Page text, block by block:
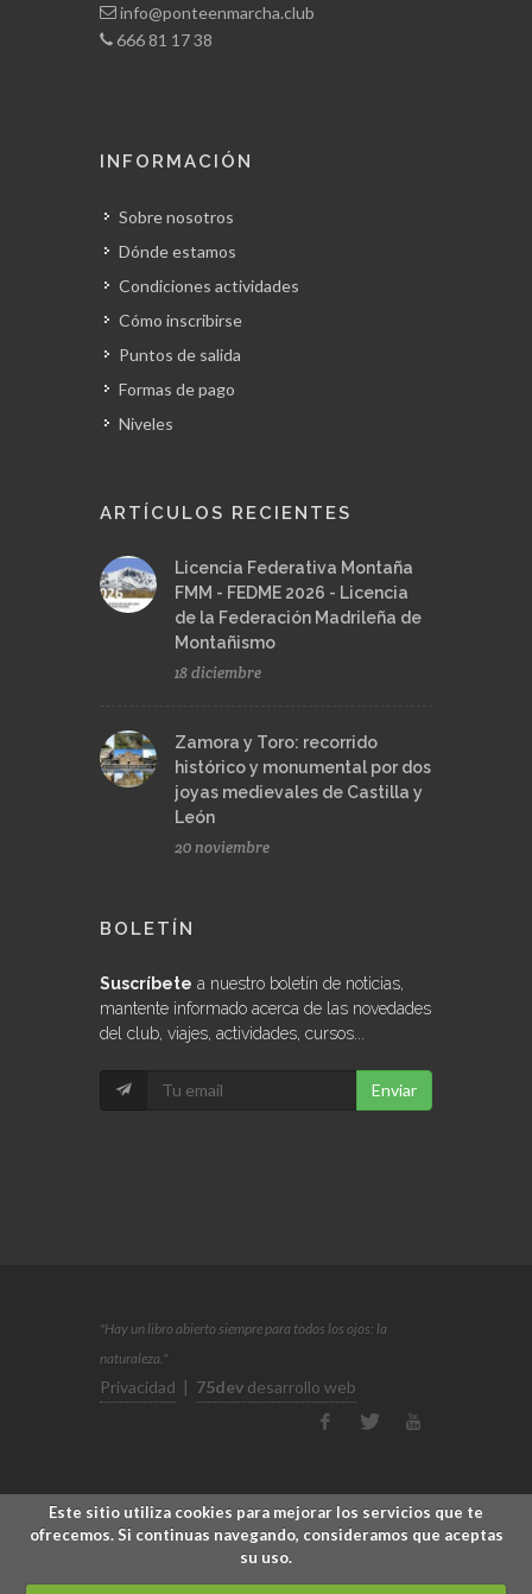
info@ponteenmarcha.club
666 81 17 38
INFORMACIÓN
Sobre nosotros
Dónde estamos
Condiciones actividades
Cómo inscribirse
Puntos de salida
Formas de pago
Niveles
ARTÍCULOS RECIENTES
Licencia Federativa Montaña
FMM - FEDME 2026 - Licencia
de la Federación Madrileña de
Montañismo
18 diciembre
Zamora y Toro: recorrido
histórico y monumental por dos
joyas medievales de Castilla y
León
20 noviembre
BOLETÍN
Suscríbete a nuestro boletín de noticias,
mantente informado acerca de las novedades
del club, viajes, actividades, cursos...
Enviar
"Hay un libro abierto siempre para todos los ojos: la
naturaleza."
Privacidad | 75dev desarrollo web
Este sitio utiliza cookies para mejorar los servicios que te
ofrecemos. Si continuas navegando, consideramos que aceptas
su uso.